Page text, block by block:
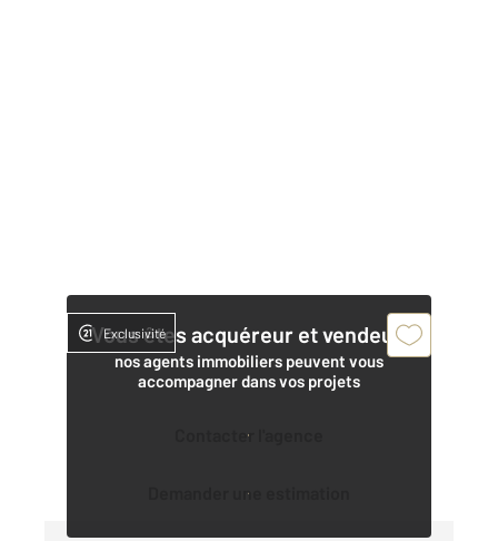
Vous êtes acquéreur et vendeur,
nos agents immobiliers peuvent vous
accompagner dans vos projets
Contacter l'agence
Demander une estimation
Exclusivité